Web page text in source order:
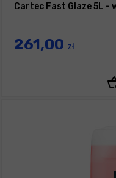
Cartec Fast Glaze 5L -
261,00 zł